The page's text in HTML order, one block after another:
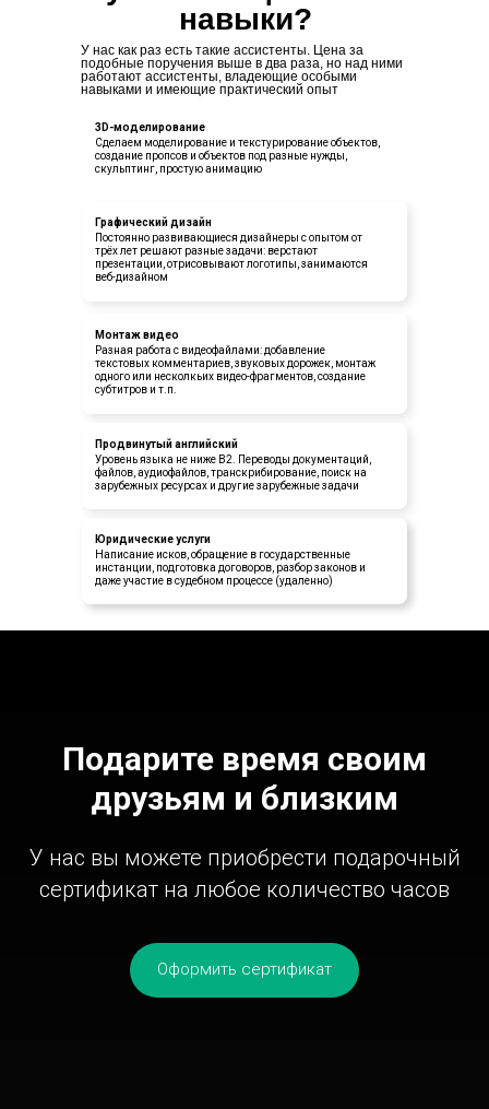
3D-моделирование
навыки?
У нас как раз есть такие ассистенты. Цена за
подобные поручения выше в два раза, но над ними
работают ассистенты, владеющие особыми
навыками и имеющие практический опыт
Сделаем моделирование и текстурирование объектов,
создание пропсов и объектов под разные нужды,
скульптинг, простую анимацию
Графический дизайн
Постоянно развивающиеся дизайнеры с опытом от
трёх лет решают разные задачи: верстают
презентации, отрисовывают логотипы, занимаются
веб-дизайном
Монтаж видео
Разная работа с видеофайлами: добавление
текстовых комментариев, звуковых дорожек, монтаж
одного или несколкьих видео-фрагментов, создание
субтитров и т.п.
Продвинутый английский
Уровень языка не ниже В2. Переводы документаций,
файлов, аудиофайлов, транскрибирование, поиск на
зарубежных ресурсах и другие зарубежные задачи
Юридические услуги
Написание исков, обращение в государственные
инстанции, подготовка договоров, разбор законов и
даже участие в судебном процессе (удаленно)
Подарите время своим
друзьям и близким
У нас вы можете приобрести подарочный
сертификат на любое количество часов
Оформить сертификат